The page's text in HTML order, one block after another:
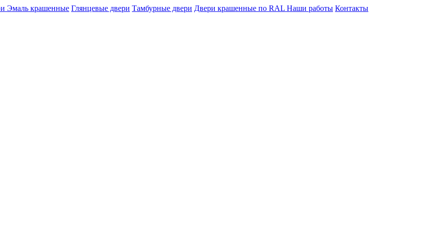
Эмаль крашенные Глянцевые двери Тамбурные двери Двери крашенные по RAL Наши работы Контакты